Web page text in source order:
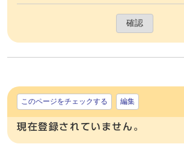
確認
このページをチェックする 編集
現在登録されていません。